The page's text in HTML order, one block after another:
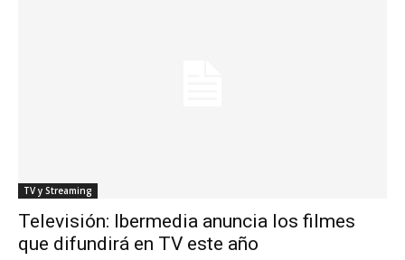
TV y Streaming
Televisión: Ibermedia anuncia los filmes
que difundirá en TV este año